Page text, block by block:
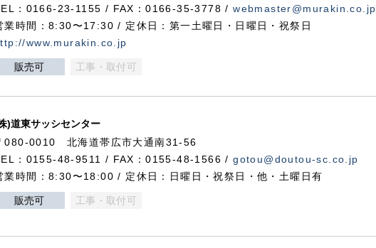
：0166-23-1155 / FAX：0166-35-3778 /webmaster@murakin.co.jp
業時間：8:30〜17:30 / 定休日：第一土曜日・日曜日・祝祭日
www.murakin.co.jp
販売可 工事・取付可
)道東サッシセンター
080-0010 北海道帯広市大通南31-56
：0155-48-9511 / FAX：0155-48-1566 /gotou@doutou-sc.co.jp
業時間：8:30〜18:00 / 定休日：日曜日・祝祭日・他・土曜日有
販売可 工事・取付可